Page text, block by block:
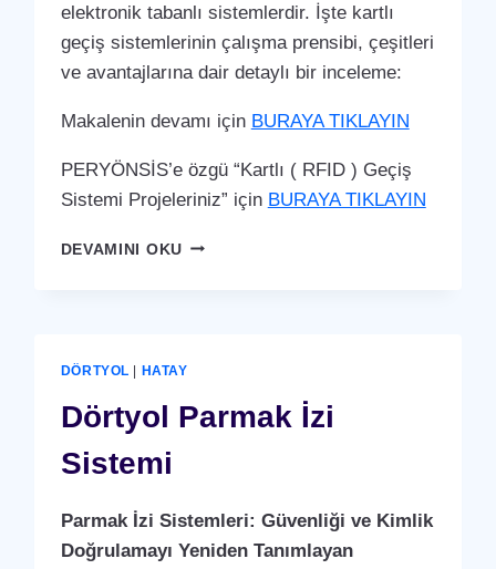
elektronik tabanlı sistemlerdir. İşte kartlı
geçiş sistemlerinin çalışma prensibi, çeşitleri
ve avantajlarına dair detaylı bir inceleme:
Makalenin devamı için BURAYA TIKLAYIN
PERYÖNSİS’e özgü “Kartlı ( RFID ) Geçiş
Sistemi Projeleriniz” için BURAYA TIKLAYIN
DEVAMINI OKUDÖRTYOL
DÖRTYOL | HATAY
Dörtyol Parmak İzi
Sistemi
Parmak İzi Sistemleri: Güvenliği ve Kimlik
Doğrulamayı Yeniden Tanımlayan